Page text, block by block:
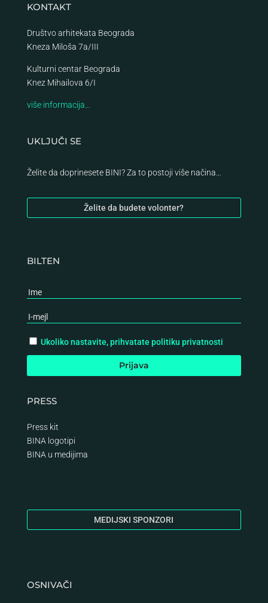
KONTAKT
Društvo arhitekata Beograda
Kneza Miloša 7a/III
Kulturni centar Beograda
Knez Mihailova 6/I
više informacija…
UKLJUČI SE
Želite da doprinesete BINI? Za to postoji više načina…
Želite da budete volonter?
BILTEN
Ukoliko nastavite, prihvatate politiku privatnosti
PRESS
Press kit
BINA logotipi
BINA u medijima
MEDIJSKI SPONZORI
OSNIVAČI